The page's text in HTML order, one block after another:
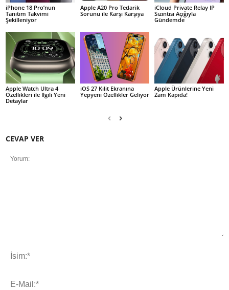
iPhone 18 Pro’nun
Tanıtım Takvimi
Şekilleniyor
Apple A20 Pro Tedarik
Sorunu ile Karşı Karşıya
iCloud Private Relay IP
Sızıntısı Açığıyla
Gündemde
Apple Watch Ultra 4
Özellikleri ile İlgili Yeni
Detaylar
iOS 27 Kilit Ekranına
Yepyeni Özellikler Geliyor
Apple Ürünlerine Yeni
Zam Kapıda!
CEVAP VER